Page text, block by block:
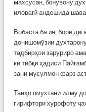
махсусан, бонувону
иловагӣ андешида
Вобаста ба ин, бори
донишомӯзии
тадбирҳои заруриро
ки тибқи ҳадиси
зани мусулмон фарз
Танҳо омӯхтани илму
гирифтори хурофоту